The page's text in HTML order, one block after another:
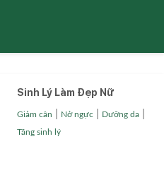
Sinh Lý Làm Đẹp Nữ
Giảm cân Nở ngực Dưỡng da|
Tăng sinh lý